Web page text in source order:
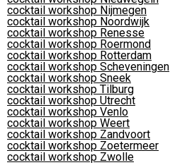
cocktail workshop Nijmegen
cocktail workshop Noordwijk
cocktail workshop Renesse
cocktail workshop Roermond
cocktail workshop Rotterdam
cocktail workshop Scheveningen
cocktail workshop Sneek
cocktail workshop Tilburg
cocktail workshop Utrecht
cocktail workshop Venlo
cocktail workshop Weert
cocktail workshop Zandvoort
cocktail workshop Zoetermeer
cocktail workshop Zwolle